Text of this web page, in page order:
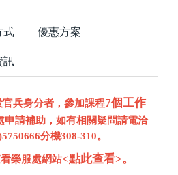
式 優惠方案
訊
兵身分者，參加課程7個工作
申請補助，如有相關疑問請電洽
分機308-310。
榮服處網站<點此查看>。